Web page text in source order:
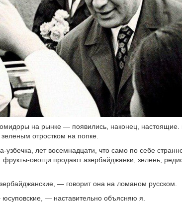
на рынке — появились, наконец, настоящие.
отростком на попке.
узбечка, лет восемнадцати, что само по себе
фрукты-овощи продают азербайджанки, зелень,
— говорит она на ломаном русском.
— наставительно объясняю я.